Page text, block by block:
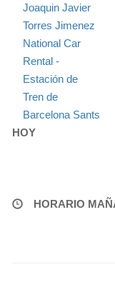
Joaquin Javier
Torres Jimenez
National Car
Rental -
Estación de
Tren de
Barcelona Sants
HOY
HORARIO